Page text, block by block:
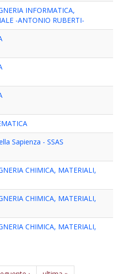
INFORMATICA,
-ANTONIO RUBERTI-
Sapienza - SSAS
CHIMICA, MATERIALI,
CHIMICA, MATERIALI,
CHIMICA, MATERIALI,